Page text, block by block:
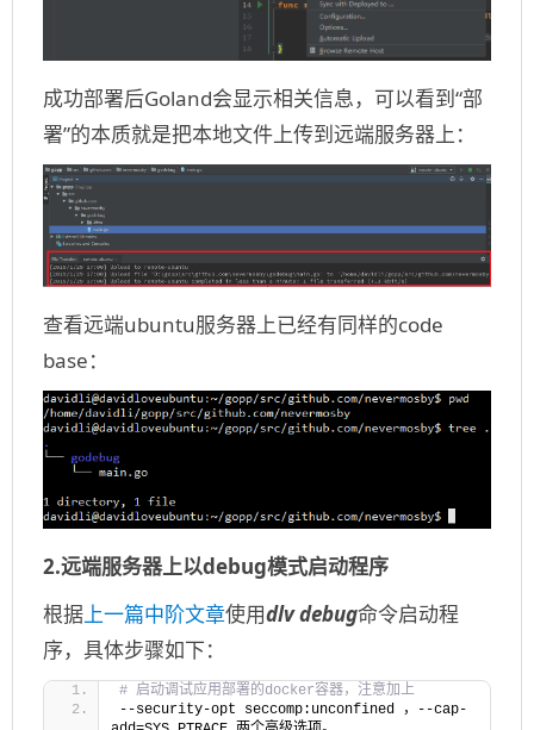
成功部署后Goland会显示相关信息，可以看到“部
署”的本质就是把本地文件上传到远端服务器上：
查看远端ubuntu服务器上已经有同样的code
base：
2.远端服务器上以debug模式启动程序
根据上一篇中阶文章使用dlv debug命令启动程
序，具体步骤如下：
# 启动调试应用部署的docker容器，注意加上
--security-opt seccomp:unconfined ，--cap-